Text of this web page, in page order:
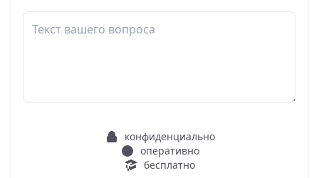
конфиденциально
оперативно
бесплатно